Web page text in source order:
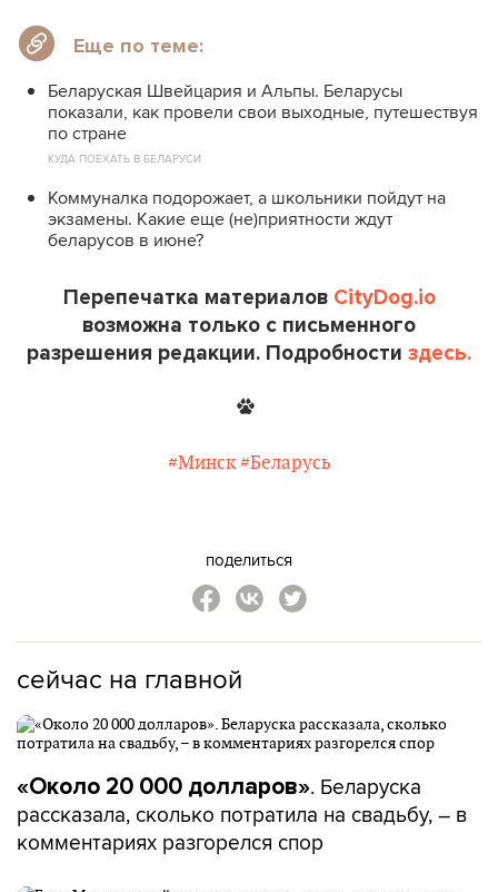
Еще по теме:
Беларуская Швейцария и Альпы. Беларусы
показали, как провели свои выходные, путешествуя
по стране
КУДА ПОЕХАТЬ В БЕЛАРУСИ
Коммуналка подорожает, а школьники пойдут на
экзамены. Какие еще (не)приятности ждут
беларусов в июне?
Перепечатка материалов CityDog.io
возможна только с письменного
разрешения редакции. Подробности здесь.
#Минск #Беларусь
поделиться
сейчас на главной
«Около 20 000 долларов». Беларуска
рассказала, сколько потратила на свадьбу, – в
комментариях разгорелся спор